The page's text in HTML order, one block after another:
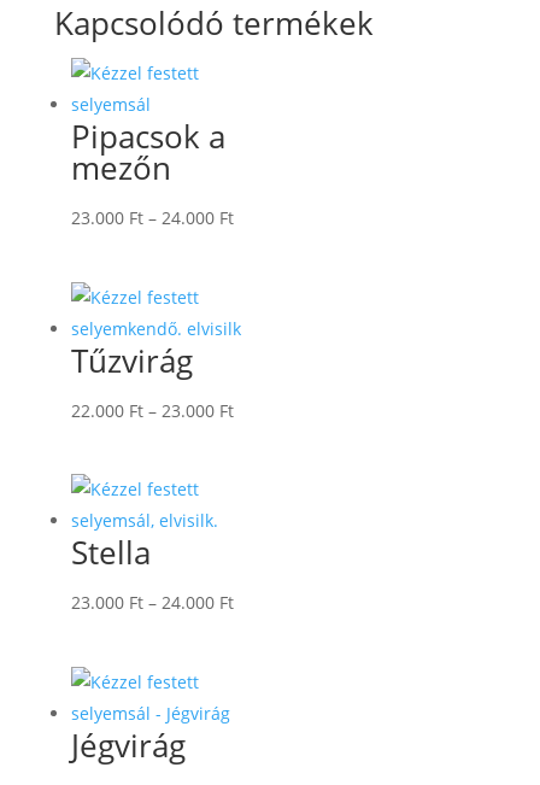
Kapcsolódó termékek
Pipacsok a
mezőn
23.000 Ft – 24.000 FtÁrtartomány:
Tűzvirág
22.000 Ft – 23.000 FtÁrtartomány:
Stella
23.000 Ft – 24.000 FtÁrtartomány:
Jégvirág